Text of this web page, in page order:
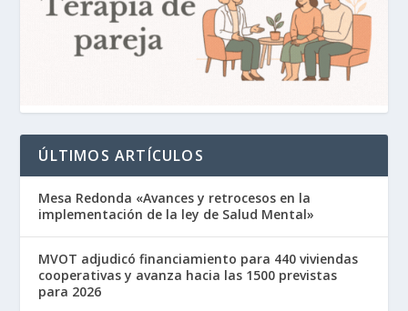
ÚLTIMOS ARTÍCULOS
Mesa Redonda «Avances y retrocesos en la
implementación de la ley de Salud Mental»
MVOT adjudicó financiamiento para 440 viviendas
cooperativas y avanza hacia las 1500 previstas
para 2026